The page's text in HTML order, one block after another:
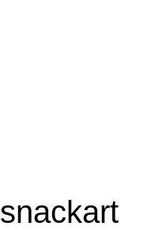
snackart